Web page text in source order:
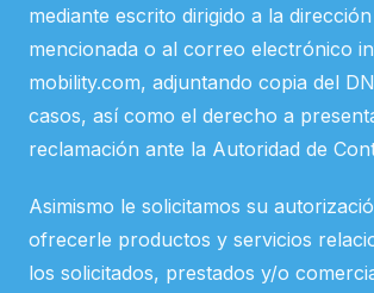
mediante escrito dirigido a la
mencionada o al correo electrónico
mobility.com, adjuntando copia del
casos, así como el derecho a
reclamación ante la Autoridad de
Asimismo le solicitamos su
ofrecerle productos y servicios
los solicitados, prestados y/o